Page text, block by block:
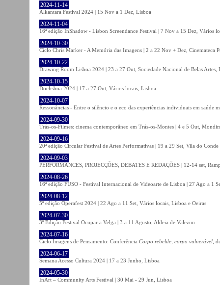
2024-11-14
Alkantara Festival 2024 | 15 Nov a 1 Dez, Lisboa
2024-11-04
16ª edição InShadow - Lisbon Screendance Festival | 7 Nov a 15 Dez, Vários
2024-10-30
Ciclo Chris Marker - A Memória das Imagens | 2 a 22 Nov + Dez, Cinemateca
2024-10-22
Drawing Room Lisboa 2024 | 23 a 27 Out, Sociedade Nacional de Belas Artes,
2024-10-15
Doclisboa 2024 | 17 a 27 Out, Vários locais, Lisboa
2024-10-07
Ressonâncias - Entre o silêncio e o eco das experiências individuais em
2024-09-30
Trás-os-Filmes: cinema contemporâneo em Trás-os-Montes | 4 e 5 Out,
2024-09-16
20ª edição Circular Festival de Artes Performativas | 19 a 29 Set, Vila do Conde
2024-09-03
PERFORMANCES, PROJECÇÕES, DEBATES E REDAÇÕES | 12-14 set,
2024-08-26
16ª edição FUSO - Festival Internacional de Videoarte de Lisboa | 27 Ago a 1
2024-08-12
5ª edição Operafest 2024 | 22 Ago a 11 Set, Vários locais, Lisboa e Oeiras
2024-07-30
3ª Edição Festival Ocupar a Velga | 3 a 11 Agosto, Aldeia de Valezim
2024-07-16
Ciclo Imagens de Pensamento: Conferência Corpo rebelde, corpo vulnerável ,
2024-06-17
Semana Acesso Cultura 2024 | 17 a 23 Junho, Lisboa
2024-05-30
InArt – Community Arts Festival | 30 Mai - 29 Jun, Lisboa